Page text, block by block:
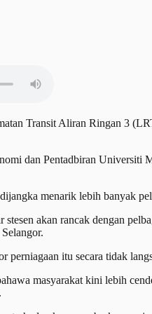
Transit Aliran Ringan 3
dan Pentadbiran Universiti
menarik lebih banyak
akan rancak dengan
perniagaan itu secara tidak
masyarakat kini lebih